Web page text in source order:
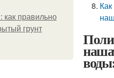
как правильно
грунт